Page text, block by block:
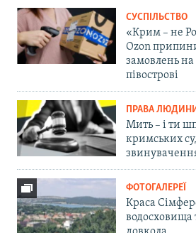
СУСПІЛЬСТВО
«Крим – не
Ozon
замовлень
півострові
ПРАВА
Мить – і ти
кримських
ФОТОГАЛЕРЕЇ
Краса
водосховища